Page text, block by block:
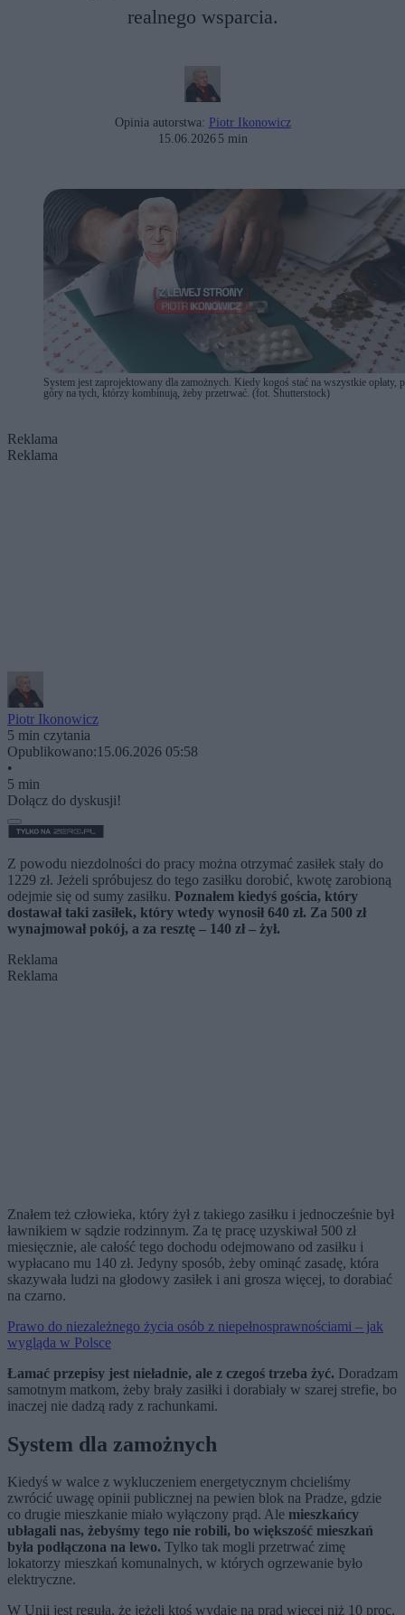
realnego wsparcia.
Opinia autorstwa: Piotr Ikonowicz
15.06.2026 5 min
System jest zaprojektowany dla zamożnych. Kiedy kogoś stać na wszystkie opłaty,
góry na tych, którzy kombinują, żeby przetrwać. (fot. Shutterstock)
Reklama
Reklama
Piotr Ikonowicz
5 min czytania
Opublikowano:15.06.2026 05:58
•
5 min
Dołącz do dyskusji!
Z powodu niezdolności do pracy można otrzymać zasiłek stały do
1229 zł. Jeżeli spróbujesz do tego zasiłku dorobić, kwotę zarobioną
odejmie się od sumy zasiłku. Poznałem kiedyś gościa, który
dostawał taki zasiłek, który wtedy wynosił 640 zł. Za 500 zł
wynajmował pokój, a za resztę – 140 zł – żył.
Reklama
Reklama
Znałem też człowieka, który żył z takiego zasiłku i jednocześnie był
ławnikiem w sądzie rodzinnym. Za tę pracę uzyskiwał 500 zł
miesięcznie, ale całość tego dochodu odejmowano od zasiłku i
wypłacano mu 140 zł. Jedyny sposób, żeby ominąć zasadę, która
skazywała ludzi na głodowy zasiłek i ani grosza więcej, to dorabiać
na czarno.
Prawo do niezależnego życia osób z niepełnosprawnościami – jak
wygląda w Polsce
Łamać przepisy jest nieładnie, ale z czegoś trzeba żyć. Doradzam
samotnym matkom, żeby brały zasiłki i dorabiały w szarej strefie, bo
inaczej nie dadzą rady z rachunkami.
System dla zamożnych
Kiedyś w walce z wykluczeniem energetycznym chcieliśmy
zwrócić uwagę opinii publicznej na pewien blok na Pradze, gdzie
co drugie mieszkanie miało wyłączony prąd. Ale mieszkańcy
ubłagali nas, żebyśmy tego nie robili, bo większość mieszkań
była podłączona na lewo. Tylko tak mogli przetrwać zimę
lokatorzy mieszkań komunalnych, w których ogrzewanie było
elektryczne.
W Unii jest reguła, że jeżeli ktoś wydaje na prąd więcej niż 10 proc.